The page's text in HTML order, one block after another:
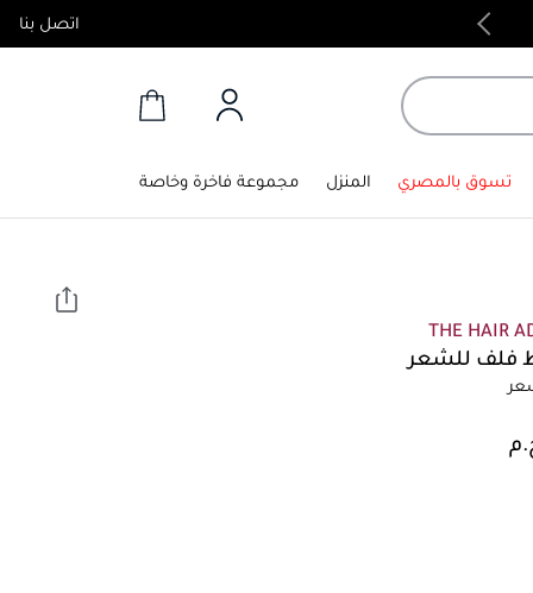
اتصل بنا
تسوق بالمصري المنزل مجموعة فاخرة وخاصة
THE HAIR
للشعر